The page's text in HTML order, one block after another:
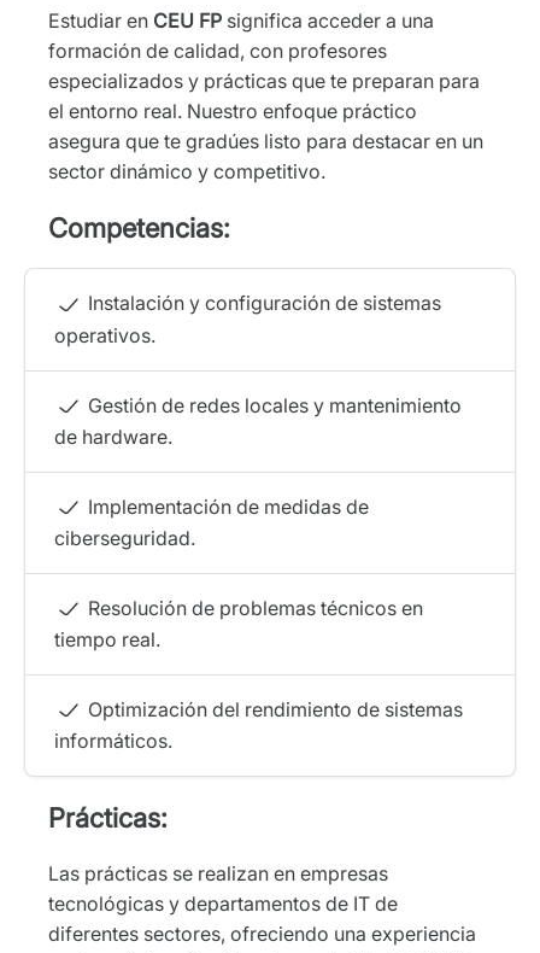
Estudiar en CEU FP significa acceder a una
formación de calidad, con profesores
especializados y prácticas que te preparan para
el entorno real. Nuestro enfoque práctico
asegura que te gradúes listo para destacar en un
sector dinámico y competitivo.
Competencias:
Instalación y configuración de sistemas
operativos.
Gestión de redes locales y mantenimiento
de hardware.
Implementación de medidas de
ciberseguridad.
Resolución de problemas técnicos en
tiempo real.
Optimización del rendimiento de sistemas
informáticos.
Prácticas:
Las prácticas se realizan en empresas
tecnológicas y departamentos de IT de
diferentes sectores, ofreciendo una experiencia